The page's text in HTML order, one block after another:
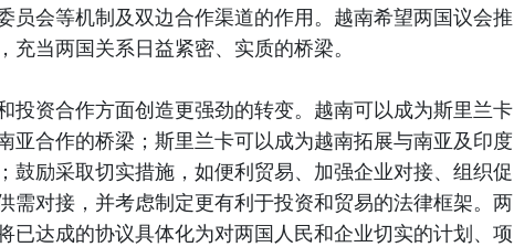
员会等机制及双边合作渠道的作用。越南希望两国议会推
充当两国关系日益紧密、实质的桥梁。
投资合作方面创造更强劲的转变。越南可以成为斯里兰卡
亚合作的桥梁；斯里兰卡可以成为越南拓展与南亚及印度
鼓励采取切实措施，如便利贸易、加强企业对接、组织促
需对接，并考虑制定更有利于投资和贸易的法律框架。两
已达成的协议具体化为对两国人民和企业切实的计划、项